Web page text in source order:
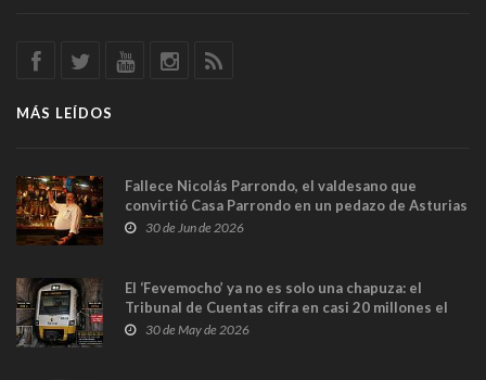
MÁS LEÍDOS
Fallece Nicolás Parrondo, el valdesano que
convirtió Casa Parrondo en un pedazo de Asturias
en Madrid
30 de Jun de 2026
El ‘Fevemocho’ ya no es solo una chapuza: el
Tribunal de Cuentas cifra en casi 20 millones el
sobrecoste de los trenes que no cabían por los
30 de May de 2026